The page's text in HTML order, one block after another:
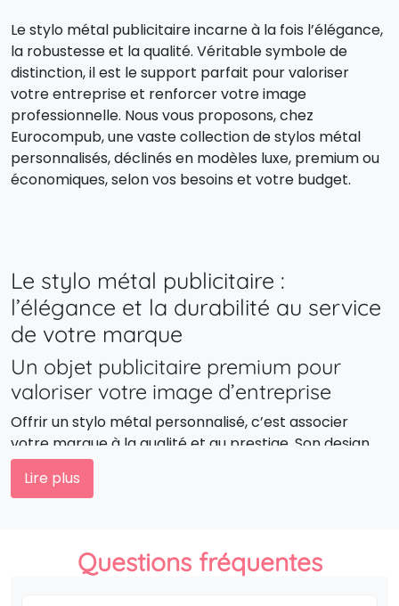
Le stylo métal publicitaire incarne à la fois l’élégance,
la robustesse et la qualité. Véritable symbole de
distinction, il est le support parfait pour valoriser
votre entreprise et renforcer votre image
professionnelle. Nous vous proposons, chez
Eurocompub, une vaste collection de stylos métal
personnalisés, déclinés en modèles luxe, premium ou
économiques, selon vos besoins et votre budget.
Le stylo métal publicitaire :
l’élégance et la durabilité au service
de votre marque
Un objet publicitaire premium pour
valoriser votre image d’entreprise
Offrir un stylo métal personnalisé, c’est associer
votre marque à la qualité et au prestige. Son design
raffiné et son toucher agréable en font un cadeau
d’affaires haut de gamme, idéal pour vos clients,
véhicule vos valeurs d’excellence.
Lire plus
Questions fréquentes